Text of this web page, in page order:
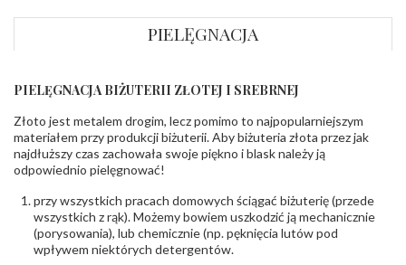
679-25-92-107; sklep@wec.com.pl
- rodzaj
Nie nadaje się dla dzieci w wieku poniżej 3 lat
PIELĘGNACJA
PIELĘGNACJA BIŻUTERII ZŁOTEJ I SREBRNEJ
Złoto jest metalem drogim, lecz pomimo to najpopularniejszym
materiałem przy produkcji biżuterii. Aby biżuteria złota przez jak
najdłuższy czas zachowała swoje piękno i blask należy ją
odpowiednio pielęgnować!
przy wszystkich pracach domowych ściągać biżuterię (przede
wszystkich z rąk). Możemy bowiem uszkodzić ją mechanicznie
(porysowania), lub chemicznie (np. pęknięcia lutów pod
wpływem niektórych detergentów.